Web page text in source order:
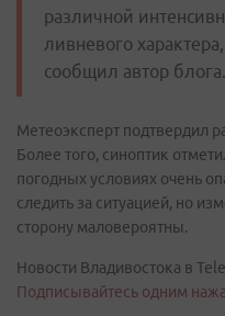
различной
ливневого
сообщил автор блога.
Метеоэксперт подтвердил
Более того, синоптик
погодных условиях очень
следить за ситуацией, но
сторону маловероятны.
Новости Владивостока в
Подписывайтесь одним